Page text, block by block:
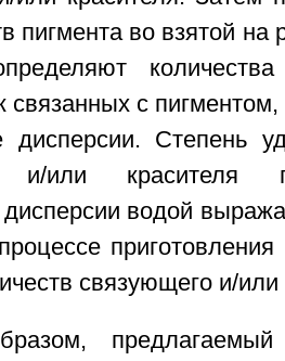
пигмента во взятой на
связанных с
дисперсии. Степень
и/или красителя
дисперсии водой
связующего и/или